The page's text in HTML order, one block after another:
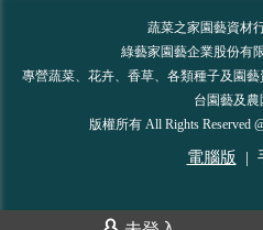
蔬菜之家園藝資材行
綠藝家園藝企業股份有
專營蔬菜、花卉、香草、各類種子及園
台園藝及
版權所有 All Rights Reserved
電腦版 |